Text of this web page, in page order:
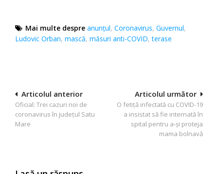
Mai multe despre anunțul,Coronavirus,Guvernul,
Ludovic Orban,mască,măsuri anti-COVID,terase
Navigare
în
articole
Articolul următor
O fetiță infectată cu COVID-19
a insistat să fie internată în
spital pentru a-și proteja
mama bolnavă
Articolul anterior
Oficial: Trei cazuri noi de
coronavirus în județul Satu
Mare